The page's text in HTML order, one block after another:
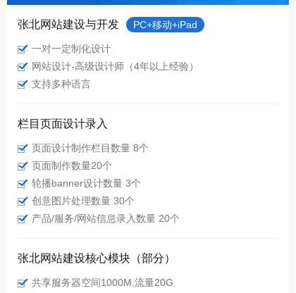
张北网站建设与开发 PC+移动+iPad
一对一定制化设计
网站设计-高级设计师（4年以上经验）
支持多种语言
栏目页面设计录入
页面设计制作栏目数量 8个
页面制作数量20个
轮播banner设计数量 3个
创意图片处理数量 30个
产品/服务/网站信息录入数量 20个
张北网站建设核心模块（部分）
共享服务器空间1000M,流量20G